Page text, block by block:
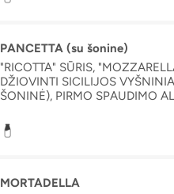
PANCETTA (su šonine)
"RICOTTA" SŪRIS,
DŽIOVINTI SICILIJOS
ŠONINĖ), PIRMO SPAUDIMO
MORTADELLA